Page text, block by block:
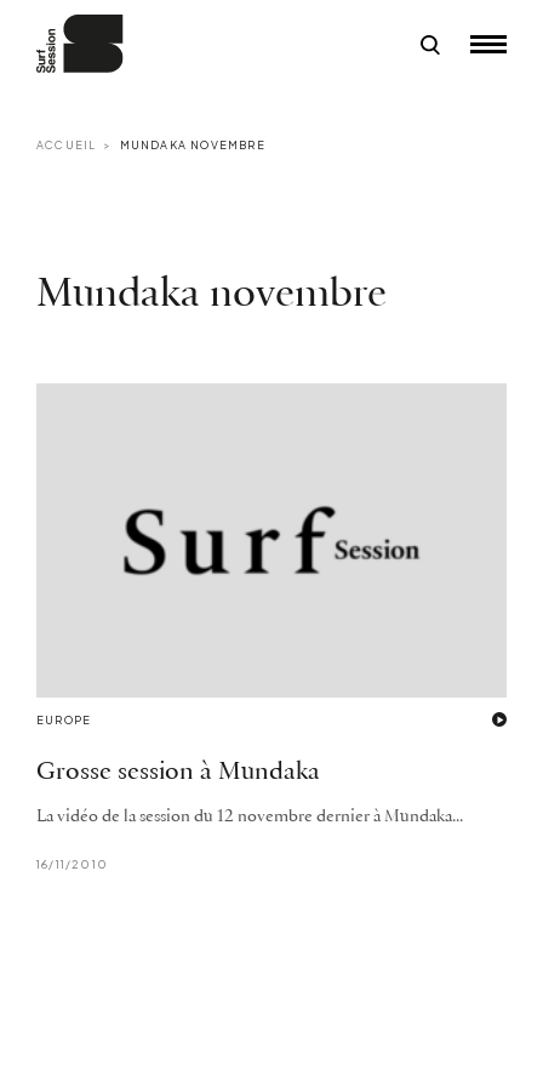
ACCUEIL MUNDAKA NOVEMBRE
Mundaka novembre
EUROPE
Grosse session à Mundaka
La vidéo de la session du 12 novembre dernier à Mundaka...
16/11/2010